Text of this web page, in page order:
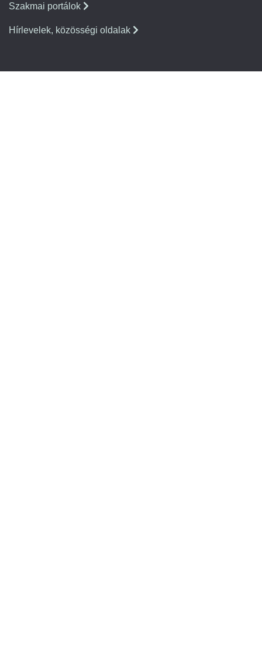
Szakmai portálok
Hírlevelek, közösségi oldalak